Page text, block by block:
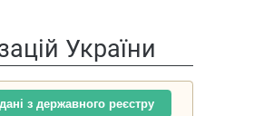
України
з державного реєстру